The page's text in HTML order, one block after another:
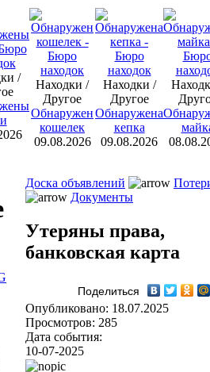
/
Находки /
Другое
Обнаружен
кошелек
09.08.2026
Находки /
Другое
Обнаружена
кепка
09.08.2026
Доска объявлений
Документы
Утеряны права,
банковская карта
Поделиться
Опубликовано: 18.07.2025
Просмотров: 285
Дата события:
10-07-2025